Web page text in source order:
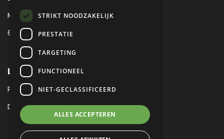
MEUBELLAAN 1 / VIA ENZO FERRARI
6651 KV DRUTEN / THE NETHERLANDS
LEGAL
PRIVACY VERKLARING
DISCLAIMER|SITEMAP
STRIKT NOODZAKELIJK
PRESTATIE
TARGETING
FUNCTIONEEL
NIET-GECLASSIFICEERD
ALLES ACCEPTEREN